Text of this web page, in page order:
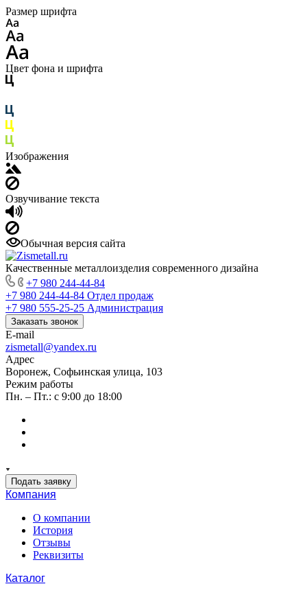
Размер шрифта
Цвет фона и шрифта
Изображения
Озвучивание текста
Обычная версия сайта
Качественные металлоизделия современного дизайна
+7 980 244-44-84
+7 980 244-44-84 Отдел продаж
+7 980 555-25-25 Администрация
Заказать звонок
E-mail
zismetall@yandex.ru
Адрес
Воронеж, Софьинская улица, 103
Режим работы
Пн. – Пт.: с 9:00 до 18:00
Подать заявку
Компания
О компании
История
Отзывы
Реквизиты
Каталог